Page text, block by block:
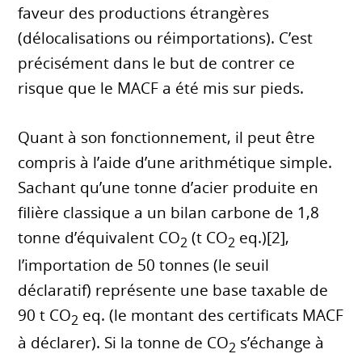
faveur des productions étrangères
(délocalisations ou réimportations). C’est
précisément dans le but de contrer ce
risque que le MACF a été mis sur pieds.
Quant à son fonctionnement, il peut être
compris à l’aide d’une arithmétique simple.
Sachant qu’une tonne d’acier produite en
filière classique a un bilan carbone de 1,8
tonne d’équivalent CO2 (t CO2 eq.)[2],
l’importation de 50 tonnes (le seuil
déclaratif) représente une base taxable de
90 t CO2 eq. (le montant des certificats MACF
à déclarer). Si la tonne de CO2 s’échange à